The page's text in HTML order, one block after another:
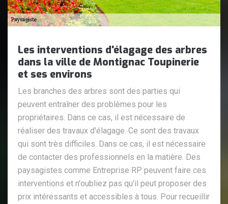
Les interventions d'élagage des arbres
dans la ville de Montignac Toupinerie
et ses environs
Les branches des arbres sont des parties qui
peuvent entraîner des problèmes pour les
propriétaires. Dans ce cas, il est nécessaire de
réaliser des travaux d'élagage. Ce sont des travaux
qui sont très difficiles. Dans ce cas, il est nécessaire
de contacter des professionnels en la matière. Des
paysagistes comme Entreprise RP peuvent faire ces
interventions et n'oubliez pas qu'il peut proposer des
prix intéressants et accessibles à tous. Pour recueillir